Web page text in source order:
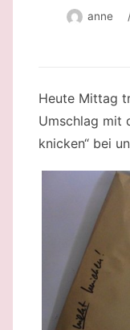
anne
Heute Mittag
Umschlag mit
knicken“ bei